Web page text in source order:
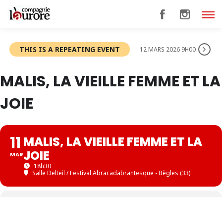
THIS IS A REPEATING EVENT 12 MARS 2026 9H00
MALIS, LA VIEILLE FEMME ET LA
JOIE
11
MAR
MALIS, LA VIEILLE FEMME ET LA
JOIE
18h30
Salle Delteil / Festival Abracadabrantesque - Bègles (33)